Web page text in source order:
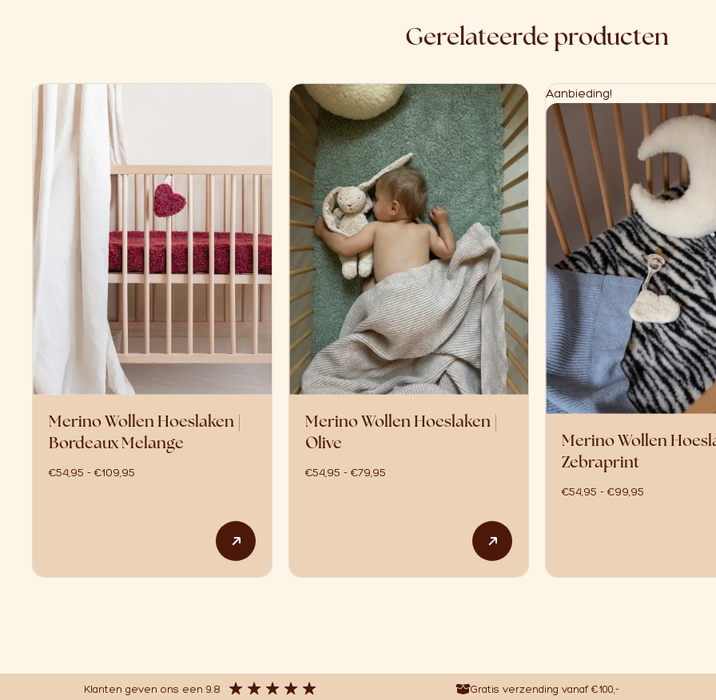
Gerelateerde producten
Merino Wollen Hoeslaken |
Bordeaux Melange
€54,95 - €109,95
Dit product heeft meerdere variaties. Deze optie kan gekozen worden op de
Merino Wollen Hoeslaken |
Olive
€54,95 - €79,95
Dit product heeft meerdere
Aanbieding!
Merino Wollen
Zebraprint
€54,95 - €99,95
Klanten geven ons een 9.8 Gratis verzending vanaf €100,-